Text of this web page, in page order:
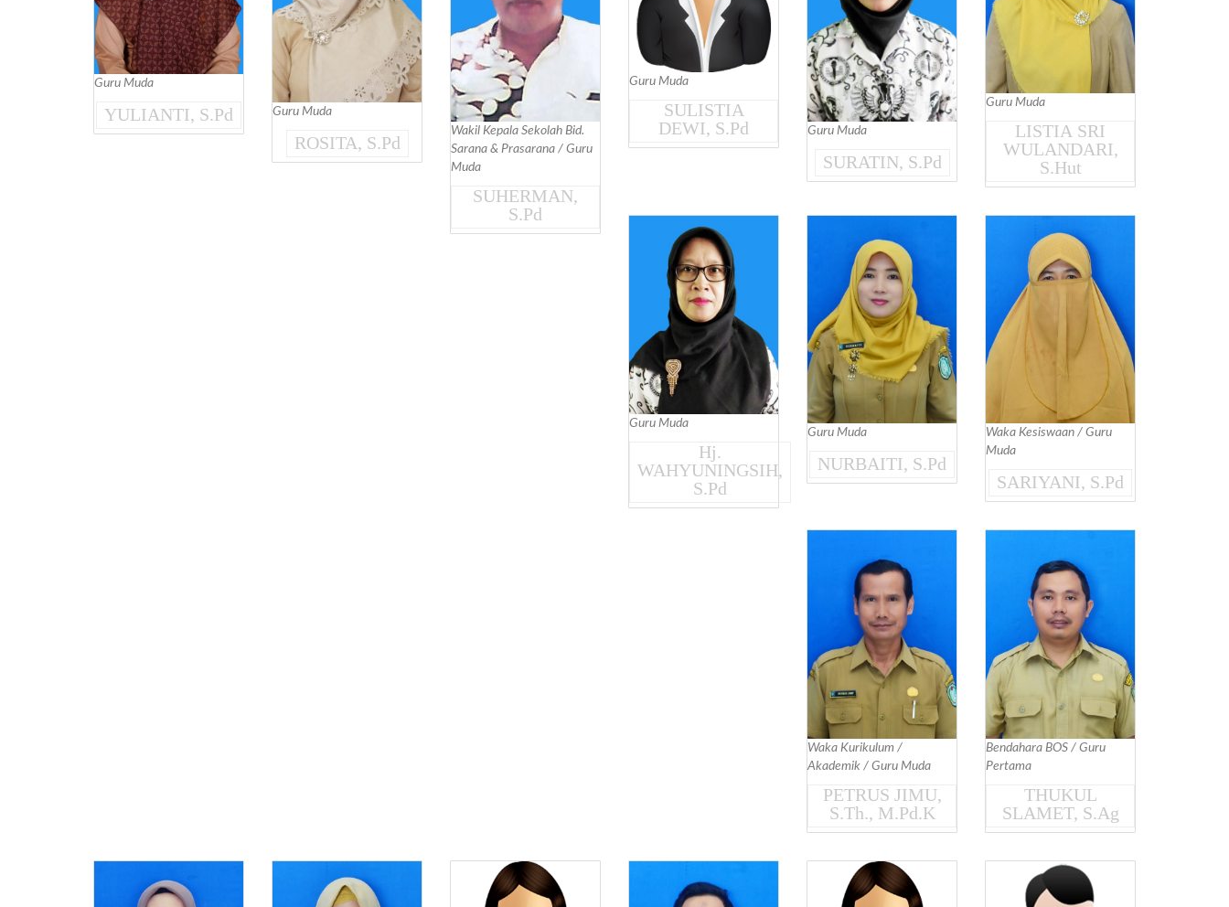
Guru Muda
YULIANTI, S.Pd Guru Muda
ROSITA, S.Pd
Wakil Kepala Sekolah Bid.
Sarana & Prasarana / Guru
Muda
SUHERMAN,
S.Pd
Guru Muda
SULISTIA
DEWI, S.Pd
Guru Muda
SURATIN, S.Pd
Guru Muda
LISTIA SRI
WULANDARI,
S.Hut
Guru Muda
Hj.
WAHYUNINGSIH,
S.Pd
Guru Muda
NURBAITI, S.Pd
Waka Kesiswaan / Guru
Muda
SARIYANI, S.Pd
Waka Kurikulum /
Akademik / Guru Muda
PETRUS JIMU,
S.Th., M.Pd.K
Bendahara BOS / Guru
Pertama
THUKUL
SLAMET, S.Ag